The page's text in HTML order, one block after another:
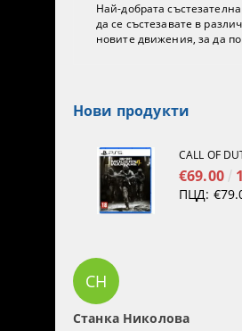
Най-добрата
да се състезавате в
новите движения, за да
Нови продукти
€69.00
ПЦД:
СН
Станка Николова